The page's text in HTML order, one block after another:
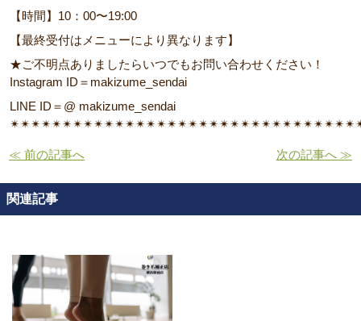
【時間】10：00〜19:00
【最終受付はメニューにより異なります】
★ご不明点ありましたらいつでもお問い合わせください！
Instagram ID＝makizume_sendai
LINE ID＝@ makizume_sendai
≪ 前の記事へ 次の記事へ ≫
関連記事